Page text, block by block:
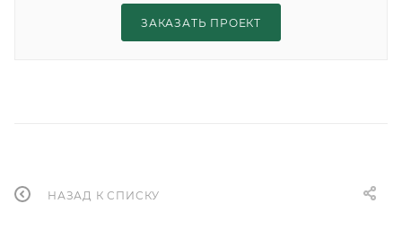
ЗАКАЗАТЬ ПРОЕКТ
НАЗАД К СПИСКУ